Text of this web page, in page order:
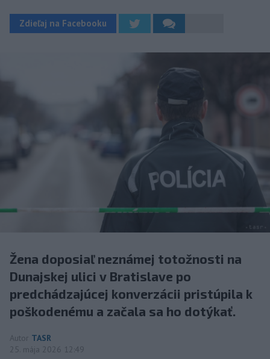
Zdieľaj na Facebooku
Žena doposiaľ neznámej totožnosti na
Dunajskej ulici v Bratislave po
predchádzajúcej konverzácii pristúpila k
poškodenému a začala sa ho dotýkať.
Autor TASR
25. mája 2026 12:49